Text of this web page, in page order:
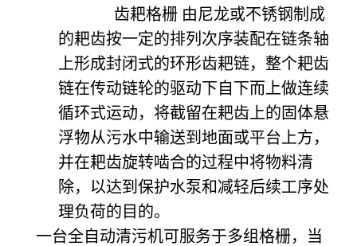
齿耙格栅 由尼龙或不锈钢制成
的耙齿按一定的排列次序装配在链条轴
上形成封闭式的环形齿耙链，整个耙齿
链在传动链轮的驱动下自下而上做连续
循环式运动，将截留在耙齿上的固体悬
浮物从污水中输送到地面或平台上方，
并在耙齿旋转啮合的过程中将物料清
除，以达到保护水泵和减轻后续工序处
理负荷的目的。
一台全自动清污机可服务于多组格栅，当